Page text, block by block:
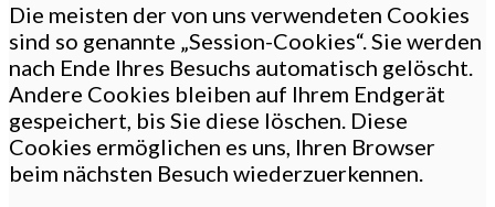
Die meisten der von uns verwendeten Cookies
sind so genannte „Session-Cookies“. Sie werden
nach Ende Ihres Besuchs automatisch gelöscht.
Andere Cookies bleiben auf Ihrem Endgerät
gespeichert, bis Sie diese löschen. Diese
Cookies ermöglichen es uns, Ihren Browser
beim nächsten Besuch wiederzuerkennen.